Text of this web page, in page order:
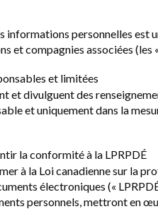
informations personnelles est
et compagnies associées (les
et limitées
et divulguent des
et uniquement dans la
la conformité à la LPRPDÉ
à la Loi canadienne sur la
électroniques («
personnels, mettront en